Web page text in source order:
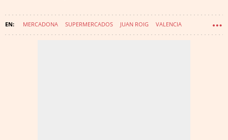
MERCADONA SUPERMERCADOS JUAN ROIG VALENCIA